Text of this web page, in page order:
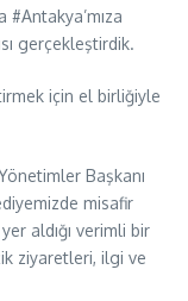
gerçekleştirdik.
için el birliğiyle
Başkanı
misafir
aldığı verimli bir
ziyaretleri, ilgi ve